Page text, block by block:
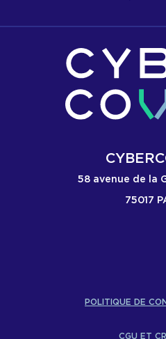
58 avenue de la
75017
POLITIQUE DE
CGU ET